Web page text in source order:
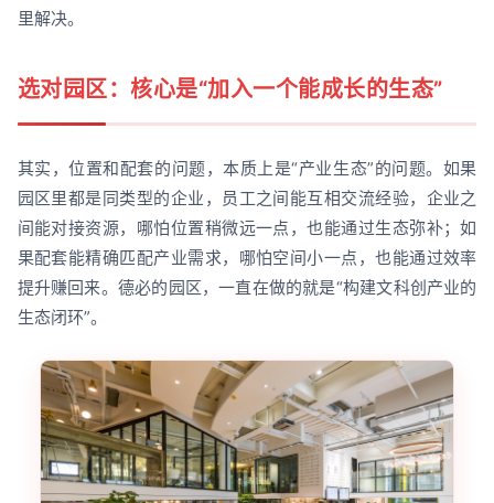
里解决。
选对园区：核心是“加入一个能成长的生态”
其实，位置和配套的问题，本质上是“产业生态”的问题。如果
园区里都是同类型的企业，员工之间能互相交流经验，企业之
间能对接资源，哪怕位置稍微远一点，也能通过生态弥补；如
果配套能精确匹配产业需求，哪怕空间小一点，也能通过效率
提升赚回来。德必的园区，一直在做的就是“构建文科创产业的
生态闭环”。